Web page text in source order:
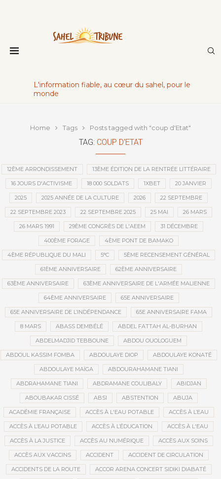
L'information fiable, au cœur du sahel, pour le
monde
Home Tags Posts tagged with "coup d'Etat"
TAG: COUP D'ETAT
12ÈME ARRONDISSEMENT 13ÈME ÉDITION DE LA RENTRÉE LITTÉRAIRE
16 JOURS D'ACTIVISME 18 000 SOLDATS 1XBET 20 JANVIER
2025 2025 ANNÉE DE LA CULTURE 2026 22 SEPTEMBRE
22 SEPTEMBRE 2023 22 SEPTEMBRE 2025 25 MAI 26 MARS
26 MARS 1991 29ÈME CONGRÈS DE L'AEEM 31 DÉCEMBRE
400ÈME FORAGE 4ÈME PONT DE BAMAKO
4ÈME RÉPUBLIQUE DU MALI 5°C 5ÈME RECENSEMENT GÉNÉRAL
61ÈME ANNIVERSAIRE 62ÈME ANNIVERSAIRE
63ÈME ANNIVERSAIRE 63ÈME ANNIVERSAIRE DE L'ARMÉE MALIENNE
64ÈME ANNIVERSAIRE 65E ANNIVERSAIRE
65E ANNIVERSAIRE DE L’INDÉPENDANCE 65E ANNIVERSAIRE FAMA
8 MARS ABASS DEMBÉLÉ ABDEL FATTAH AL-BURHAN
ABDELMADJID TEBBOUNE ABDOU OUOLOGUEM
ABDOUL KASSIM FOMBA ABDOULAYE DIOP ABDOULAYE KONATÉ
ABDOULAYE MAÏGA ABDOURAHAMANE TIANI
ABDRAHAMANE TIANI ABDRAMANE COULIBALY ABIDJAN
ABOUBAKAR CISSÉ ABSI ABSTENTION ABUJA
ACADÉMIE FRANÇAISE ACCÈS À L'EAU POTABLE ACCÈS À L’EAU
ACCÈS À L’EAU POTABLE ACCÈS À L’ÉDUCATION ACCÈS À L'EAU
ACCÈS À LA JUSTICE ACCÈS AU NUMÉRIQUE ACCÈS AUX SOINS
ACCÈS AUX VACCINS ACCIDENT ACCIDENT DE CIRCULATION
ACCIDENTS DE LA ROUTE ACCOR ARENA CONCERT SIDIKI DIABATÉ